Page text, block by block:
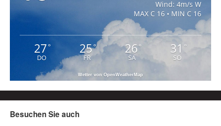
Wind: 4m/s W
MAX C 16 • MIN C 16
27°
DO
25°
FR
26°
SA
31 °
SO
Wetter von OpenWeatherMap
Besuchen Sie auch